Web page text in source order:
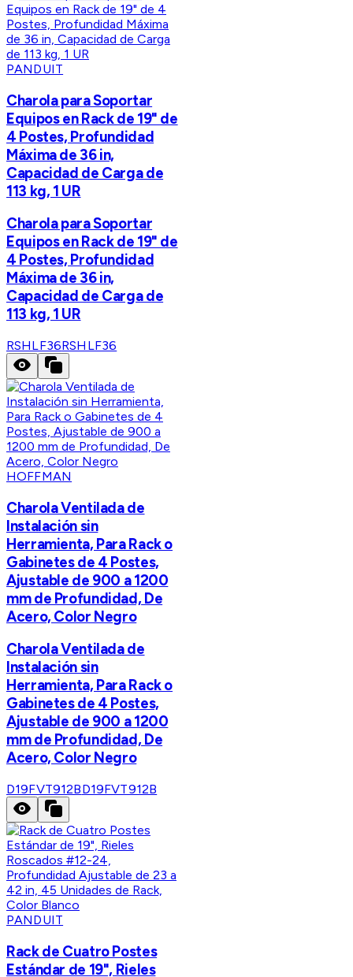
PANDUIT
Charola para Soportar
Equipos en Rack de 19" de
4 Postes, Profundidad
Máxima de 36 in,
Capacidad de Carga de
113 kg, 1 UR
Charola para Soportar
Equipos en Rack de 19" de
4 Postes, Profundidad
Máxima de 36 in,
Capacidad de Carga de
113 kg, 1 UR
RSHLF36RSHLF36
HOFFMAN
Charola Ventilada de
Instalación sin
Herramienta, Para Rack o
Gabinetes de 4 Postes,
Ajustable de 900 a 1200
mm de Profundidad, De
Acero, Color Negro
Charola Ventilada de
Instalación sin
Herramienta, Para Rack o
Gabinetes de 4 Postes,
Ajustable de 900 a 1200
mm de Profundidad, De
Acero, Color Negro
D19FVT912BD19FVT912B
PANDUIT
Rack de Cuatro Postes
Estándar de 19", Rieles